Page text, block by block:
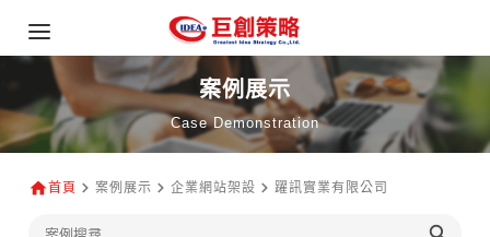
案例展示
Case Demonstration
首頁 案例展示 企業網站架設 躍訊實業有限公司